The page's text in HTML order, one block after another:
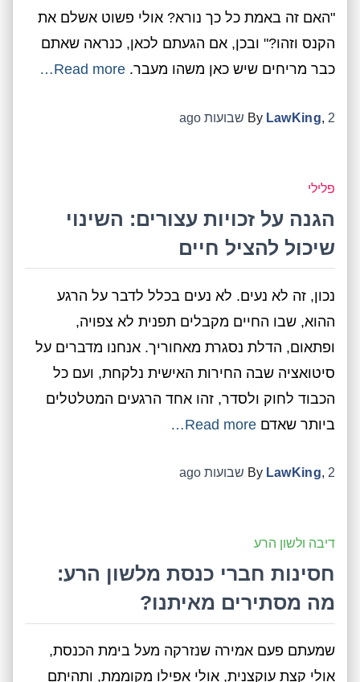
"האם זה באמת כל כך נורא? אולי פשוט אשלם את
הקנס וזהו?" ובכן, אם הגעתם לכאן, כנראה שאתם
כבר מריחים שיש כאן משהו מעבר. Read more…
By LawKing, 2 שבועות ago
פלילי
הגנה על זכויות עצורים: השינוי
שיכול להציל חיים
נכון, זה לא נעים. לא נעים בכלל לדבר על הרגע
ההוא, שבו החיים מקבלים תפנית לא צפויה,
ופתאום, הדלת נסגרת מאחוריך. אנחנו מדברים על
סיטואציה שבה החירות האישית נלקחת, ועם כל
הכבוד לחוק ולסדר, זהו אחד הרגעים המטלטלים
ביותר שאדם Read more…
By LawKing, 2 שבועות ago
דיבה ולשון הרע
חסינות חברי כנסת מלשון הרע:
מה מסתירים מאיתנו?
שמעתם פעם אמירה שנזרקה מעל בימת הכנסת,
אולי קצת עוקצנית, אולי אפילו מקוממת, ותהיתם